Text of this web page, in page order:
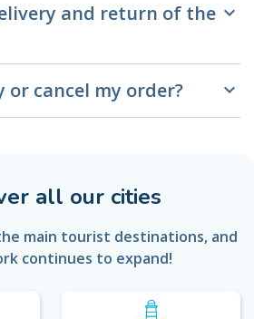
and return of the keyboard_arrow_down
or cancel my order? keyboard_arrow_down
all our cities
main tourist destinations, and
continues to expand!